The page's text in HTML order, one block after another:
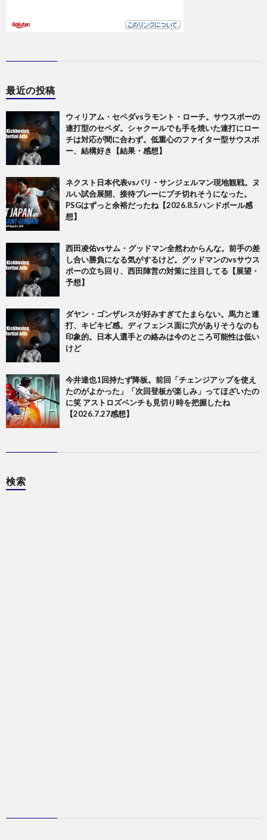
最近の投稿
ウィリアム・セペダvsラモント・ローチ。サウスポーの
連打型のセペダ。シャクールでも手を焼いた連打にロー
チは対応が間に合わず。低重心のファイター型サウスポ
ー、結構好き【結果・感想】
ネクスト日本代表vsパリ・サンジェルマン現地観戦。ヌ
ルい試合展開、接待プレーにブチ切れそうになった。
PSGはずっと余裕だったね【2026.8.5ハンドボール感
想】
西田凌佑vsサム・グッドマン全然わからんな。前手の差
し合い勝負になる気がするけど。グッドマンのvsサウス
ポーの立ち回り、西田陣営の対策に注目してる【展望・
予想】
ダヤン・ゴンザレスが好みすぎてたまらない。馬力と連
打、キビキビ感。ディフェンス面に穴がありそうなのも
印象的。日本人選手との絡みは今のところ可能性は低い
けど
今井達也1回持たず降板。前回「チェンジアップを使え
たのがよかった」「次回登板が楽しみ」ってほざいたの
に笑 アストロズベンチも見切り時を把握したね
【2026.7.27感想】
検索